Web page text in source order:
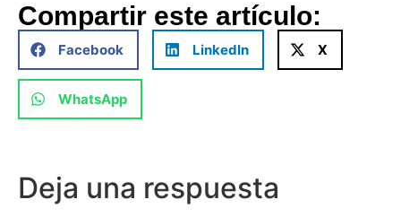
Compartir este artículo:
Facebook LinkedIn X
WhatsApp
Deja una respuesta